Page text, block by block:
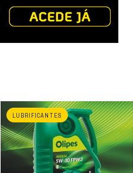
LUBRIFICANTES